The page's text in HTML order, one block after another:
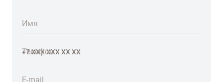
Имя
Телефон
E-mail